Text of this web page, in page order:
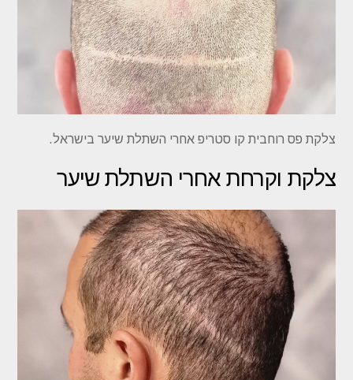
צלקת פס רוחבית קו סטריפ אחרי השתלת שיער בישראל.
צלקת וקרחת אחרי השתלת שיער